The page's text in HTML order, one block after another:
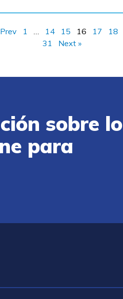
1 14 15 16 17 18
31
Next »
sobre lo
para